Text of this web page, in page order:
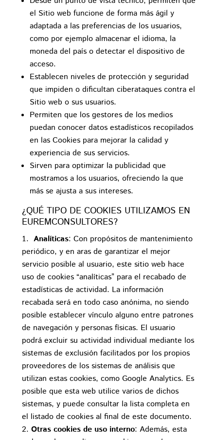
el Sitio web funcione de forma más ágil y
adaptada a las preferencias de los usuarios,
como por ejemplo almacenar el idioma, la
moneda del país o detectar el dispositivo de
acceso.
Establecen niveles de protección y seguridad
que impiden o dificultan ciberataques contra el
Sitio web o sus usuarios.
Permiten que los gestores de los medios
puedan conocer datos estadísticos recopilados
en las Cookies para mejorar la calidad y
experiencia de sus servicios.
Sirven para optimizar la publicidad que
mostramos a los usuarios, ofreciendo la que
más se ajusta a sus intereses.
¿QUÉ TIPO DE COOKIES UTILIZAMOS EN
EUREMCONSULTORES?
Analíticas: Con propósitos de mantenimiento
periódico, y en aras de garantizar el mejor
servicio posible al usuario, este sitio web hace
uso de cookies “analíticas” para el recabado de
estadísticas de actividad. La información
recabada será en todo caso anónima, no siendo
posible establecer vínculo alguno entre patrones
de navegación y personas físicas. El usuario
podrá excluir su actividad individual mediante los
sistemas de exclusión facilitados por los propios
proveedores de los sistemas de análisis que
utilizan estas cookies, como Google Analytics. Es
posible que esta web utilice varios de dichos
sistemas, y puede consultar la lista completa en
el listado de cookies al final de este documento.
Otras cookies de uso interno: Además, esta